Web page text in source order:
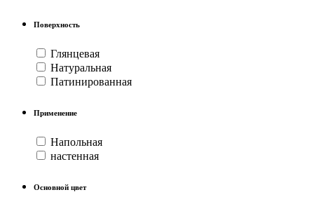
Поверхность
Глянцевая
Натуральная
Патинированная
Применение
Напольная
настенная
Основной цвет